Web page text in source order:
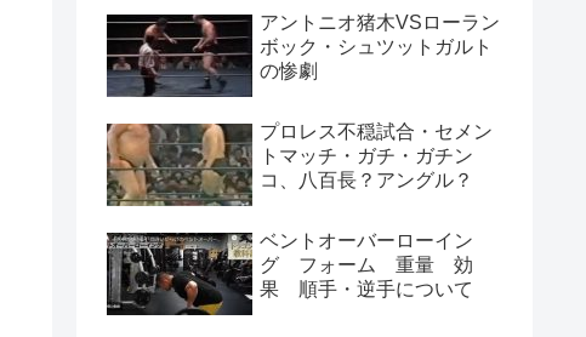
アントニオ猪木VSローラン
ボック・シュツットガルト
の惨劇
プロレス不穏試合・セメン
トマッチ・ガチ・ガチン
コ、八百長？アングル？
ベントオーバーローイン
グ フォーム 重量 効
果 順手・逆手について